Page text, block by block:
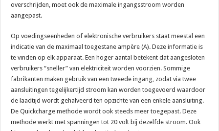
overschrijden, moet ook de maximale ingangsstroom worden
aangepast.
Op voedingseenheden of elektronische verbruikers staat meestal een
indicatie van de maximaal toegestane ampère (A). Deze informatie is
te vinden op elk apparaat. Een hoger aantal betekent dat aangesloten
verbruikers “sneller” van elektriciteit worden voorzien. Sommige
fabrikanten maken gebruik van een tweede ingang, zodat via twee
aansluitingen tegelijkertijd stroom kan worden toegevoerd waardoor
de laadtijd wordt gehalveerd ten opzichte van een enkele aansluiting.
De Quickcharge methode wordt ook steeds meer toegepast. Deze
methode werkt met spanningen tot 20 volt bij dezelfde stroom. Ook